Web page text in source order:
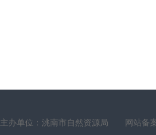
主办单位：洮南市自然资源局
网站备